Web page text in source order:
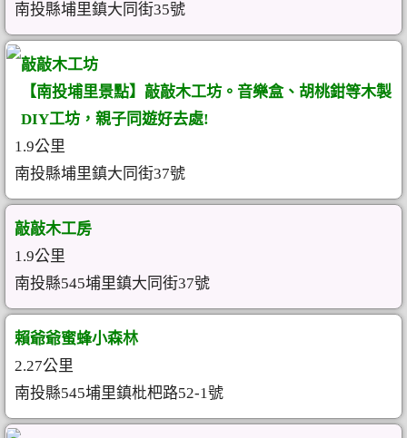
南投縣埔里鎮大同街35號
敲敲木工坊
【南投埔里景點】敲敲木工坊。音樂盒、胡桃鉗等木製
DIY工坊，親子同遊好去處!
1.9公里
南投縣埔里鎮大同街37號
敲敲木工房
1.9公里
南投縣545埔里鎮大同街37號
賴爺爺蜜蜂小森林
2.27公里
南投縣545埔里鎮枇杷路52-1號